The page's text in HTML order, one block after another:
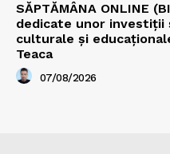
SĂPTĂMÂNA ONLINE
dedicate unor investiții
culturale și
Teaca
07/08/2026